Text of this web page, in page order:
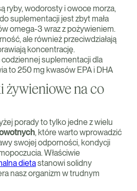
ryby, wodorosty i owoce morza,
suplementacji jest zbyt mała
omega-3 wraz z pożywieniem.
ale również przeciwdziałają
koncentrację.
suplementacji dla
to 250 mg kwasów EPA i DHA
żywieniowe na co
porady to tylko jedne z wielu
, które warto wprowadzić
swojej odporności, kondycji
Właściwie
dietastanowi solidny
nasz organizm w trudnym